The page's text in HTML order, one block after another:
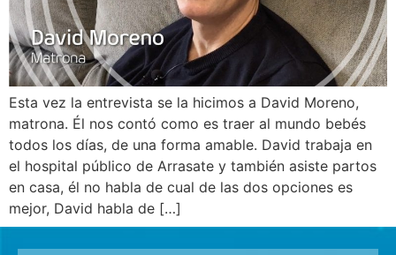
Esta vez la entrevista se la hicimos a David Moreno,
matrona. Él nos contó como es traer al mundo bebés
todos los días, de una forma amable. David trabaja en
el hospital público de Arrasate y también asiste partos
en casa, él no habla de cual de las dos opciones es
mejor, David habla de […]